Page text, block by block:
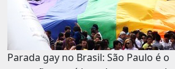
Parada gay no Brasil: São Paulo é o